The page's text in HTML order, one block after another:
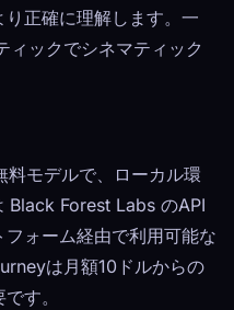
正確に理解します。一
ックでシネマティック
モデルで、ローカル環
Black Forest Labs のAPI
ォーム経由で利用可能な
は月額10ドルからの
す。